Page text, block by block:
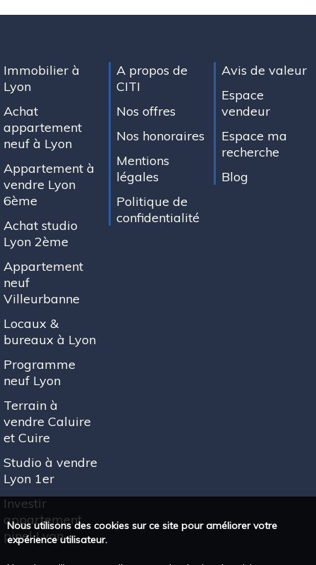
Immobilier à
Lyon
Achat
appartement
neuf à Lyon
Appartement à
vendre Lyon
6ème
Achat studio
Lyon 2ème
Appartement
neuf
Villeurbanne
Locaux &
bureaux à Lyon
Programme
neuf Lyon
Terrain à
vendre Caluire
et Cuire
Studio à vendre
Lyon 1er
Investir
appartement
pinel Lyon
A propos de
CITI
Nos offres
Nos honoraires
Mentions
légales
Politique de
confidentialité
Avis de valeur
Espace
vendeur
Espace ma
recherche
Blog
Nous utilisons des cookies sur ce site pour améliorer votre
expérience utilisateur.